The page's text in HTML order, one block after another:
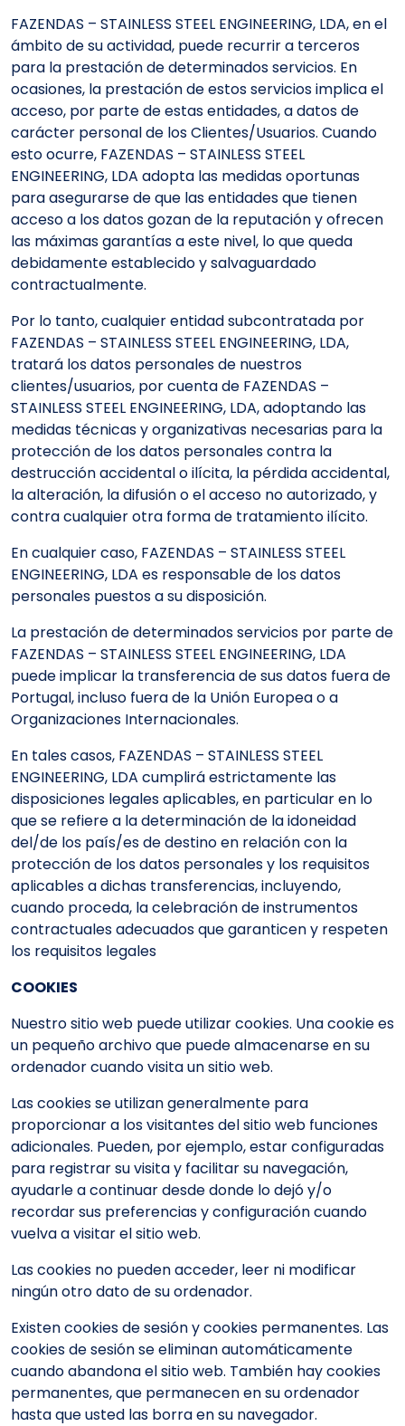
FAZENDAS – STAINLESS STEEL ENGINEERING, LDA, en el
ámbito de su actividad, puede recurrir a terceros
para la prestación de determinados servicios. En
ocasiones, la prestación de estos servicios implica el
acceso, por parte de estas entidades, a datos de
carácter personal de los Clientes/Usuarios. Cuando
esto ocurre, FAZENDAS – STAINLESS STEEL
ENGINEERING, LDA adopta las medidas oportunas
para asegurarse de que las entidades que tienen
acceso a los datos gozan de la reputación y ofrecen
las máximas garantías a este nivel, lo que queda
debidamente establecido y salvaguardado
contractualmente.
Por lo tanto, cualquier entidad subcontratada por
FAZENDAS – STAINLESS STEEL ENGINEERING, LDA,
tratará los datos personales de nuestros
clientes/usuarios, por cuenta de FAZENDAS –
STAINLESS STEEL ENGINEERING, LDA, adoptando las
medidas técnicas y organizativas necesarias para la
protección de los datos personales contra la
destrucción accidental o ilícita, la pérdida accidental,
la alteración, la difusión o el acceso no autorizado, y
contra cualquier otra forma de tratamiento ilícito.
En cualquier caso, FAZENDAS – STAINLESS STEEL
ENGINEERING, LDA es responsable de los datos
personales puestos a su disposición.
La prestación de determinados servicios por parte de
FAZENDAS – STAINLESS STEEL ENGINEERING, LDA
puede implicar la transferencia de sus datos fuera de
Portugal, incluso fuera de la Unión Europea o a
Organizaciones Internacionales.
En tales casos, FAZENDAS – STAINLESS STEEL
ENGINEERING, LDA cumplirá estrictamente las
disposiciones legales aplicables, en particular en lo
que se refiere a la determinación de la idoneidad
del/de los país/es de destino en relación con la
protección de los datos personales y los requisitos
aplicables a dichas transferencias, incluyendo,
cuando proceda, la celebración de instrumentos
contractuales adecuados que garanticen y respeten
los requisitos legales
COOKIES
Nuestro sitio web puede utilizar cookies. Una cookie es
un pequeño archivo que puede almacenarse en su
ordenador cuando visita un sitio web.
Las cookies se utilizan generalmente para
proporcionar a los visitantes del sitio web funciones
adicionales. Pueden, por ejemplo, estar configuradas
para registrar su visita y facilitar su navegación,
ayudarle a continuar desde donde lo dejó y/o
recordar sus preferencias y configuración cuando
vuelva a visitar el sitio web.
Las cookies no pueden acceder, leer ni modificar
ningún otro dato de su ordenador.
Existen cookies de sesión y cookies permanentes. Las
cookies de sesión se eliminan automáticamente
cuando abandona el sitio web. También hay cookies
permanentes, que permanecen en su ordenador
hasta que usted las borra en su navegador.